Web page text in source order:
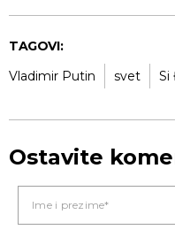
TAGOVI:
Vladimir Putin
svet Si
Ostavite